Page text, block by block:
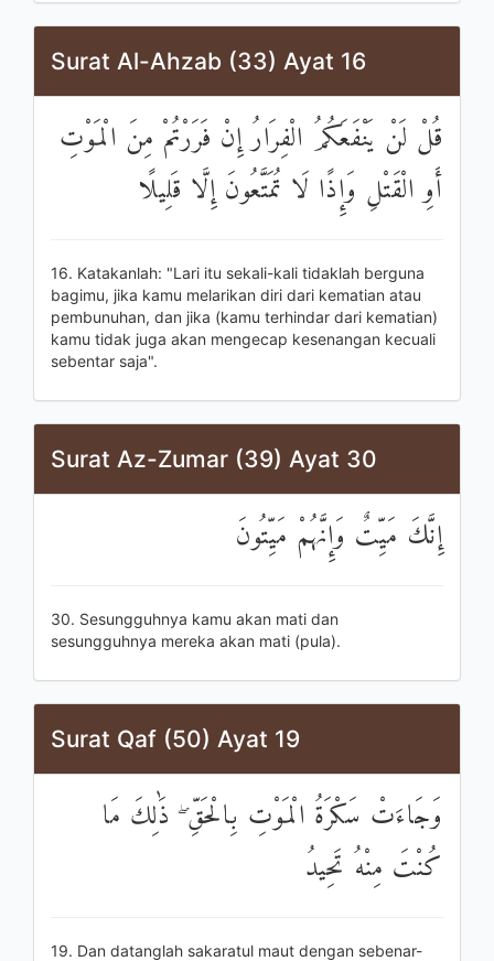
Surat Al-Ahzab (33) Ayat 16
قُلْ لَنْ يَنْفَعَكُمُ الْفِرَارُ إِنْ فَرَرْتُمْ مِنَ الْمَوْتِ
أَوِ الْقَتْلِ وَإِذًا لَا تُمَتَّعُونَ إِلَّا قَلِيلًا
16. Katakanlah: "Lari itu sekali-kali tidaklah berguna
bagimu, jika kamu melarikan diri dari kematian atau
pembunuhan, dan jika (kamu terhindar dari kematian)
kamu tidak juga akan mengecap kesenangan kecuali
sebentar saja".
Surat Az-Zumar (39) Ayat 30
إِنَّكَ مَيِّتٌ وَإِنَّهُمْ مَيِّتُونَ
30. Sesungguhnya kamu akan mati dan
sesungguhnya mereka akan mati (pula).
Surat Qaf (50) Ayat 19
وَجَاءَتْ سَكْرَةُ الْمَوْتِ بِالْحَقِّ ۖ ذَٰلِكَ مَا
كُنْتَ مِنْهُ تَحِيدُ
19. Dan datanglah sakaratul maut dengan sebenar-